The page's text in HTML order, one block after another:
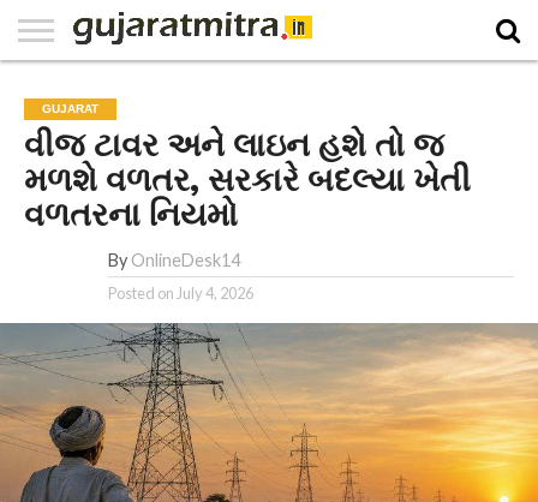
PAPER
NATIONAL
WORLD
BUSINESS
SPORTS
GUJARAT
OPINION
MORE
GUJARAT
વીજ ટાવર અને લાઇન હશે તો જ
મળશે વળતર, સરકારે બદલ્યા ખેતી
વળતરના નિયમો
By OnlineDesk14
Posted on July 4, 2026